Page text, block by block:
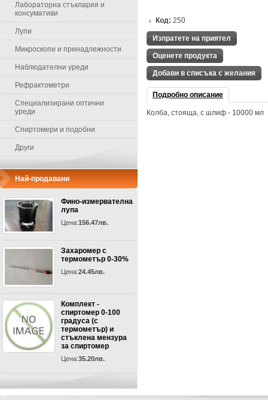
Лабораторна стъклария и
консумативи
Лупи
Микроскопи и принадлежности
Наблюдателни уреди
Рефрактометри
Специализирани оптични
уреди
Спиртомери и подобни
Други
Най-продавани
Фино-измервателна
лупа
Цена:156.47лв.
Захаромер с
термометър 0-30%
Цена:24.45лв.
Комплект -
спиртомер 0-100
градуса (с
термометър) и
стъклена мензура
за спиртомер
Цена:35.20лв.
Код: 250
Изпратете на приятел
Оценете продукта
Добави в списъка с желания
Подробно описание
Колба, стояща, с шлиф - 10000 мл